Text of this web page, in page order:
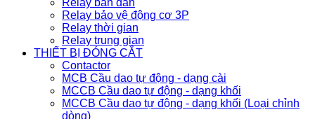
Relay bảo vệ động cơ 3P
Relay thời gian
Relay trung gian
THIẾT BỊ ĐÓNG CẮT
Contactor
MCB Cầu dao tự động - dạng cài
MCCB Cầu dao tự động - dạng khối
MCCB Cầu dao tự động - dạng khối (Loại chỉnh
dòng)